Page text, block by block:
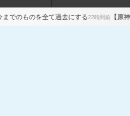
去にする22時間前【原神】シンプルにモラ